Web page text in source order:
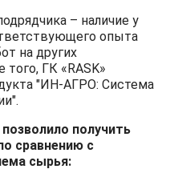
– наличие у
опыта
на других
ГК «RASK»
"ИН-АГРО: Система
получить
сравнению с
сырья: